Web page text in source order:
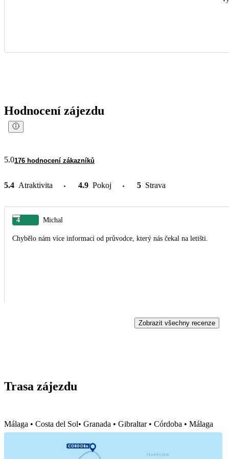
Hodnocení zájezdu
5.0176 hodnocení zákazníků
5.4 Atraktivita 4.9 Pokoj 5 Strava
4 Michal
Chybělo nám více informací od průvodce, který nás čekal na letišti.
Zobrazit všechny recenze
Trasa zájezdu
Málaga • Costa del Sol• Granada • Gibraltar • Córdoba • Málaga